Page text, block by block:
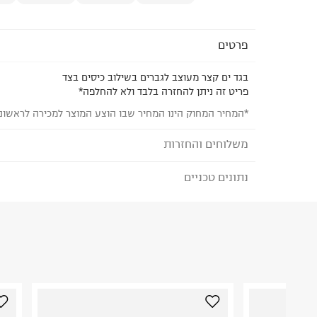
פרטים
בגד ים קצר מעוצב לגברים בשילוב כיסים בצד
פריט זה ניתן להחזרה בלבד ולא להחלפה*
*המחיר המחוק הינו המחיר שבו הוצע המוצר למכירה
משלוחים והחזרות
לבחירת בשיטת המשלוח המתאימה לכם,
לפני החזרת החבילה, חשוב להדביק את מדבקת
נתונים טכניים